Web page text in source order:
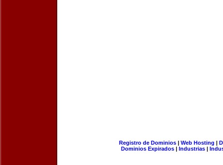
Registro de Dominios| Web Hosting |
Dominios Expirados | Industrias |